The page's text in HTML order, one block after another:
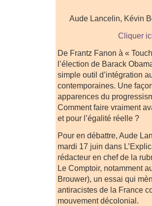
Aude Lancelin, Kévin
Cliquer
De Frantz Fanon à «
l’élection de Barack
simple outil d’intégration
contemporaines. Une
apparences du
Comment faire vraiment
et pour l’égalité réelle ?
Pour en débattre, Aude
mardi 17 juin dans
rédacteur en chef de la
Le Comptoir, notamment
Brouwer), un essai qui
antiracistes de la France
mouvement décolonial.